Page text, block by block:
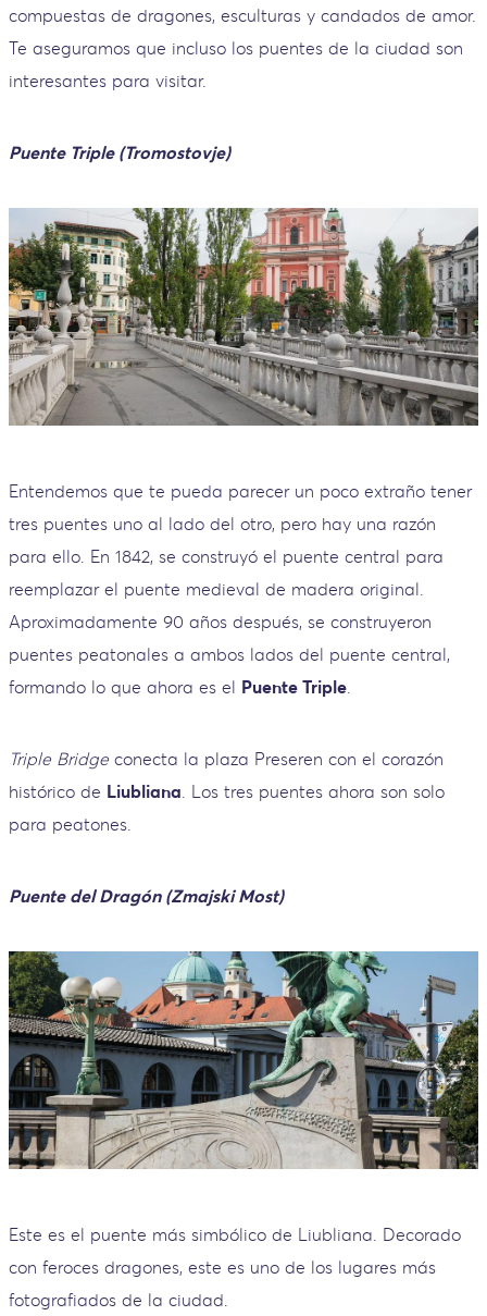
compuestas de dragones, esculturas y candados de amor.
Te aseguramos que incluso los puentes de la ciudad son
interesantes para visitar.
Puente Triple (Tromostovje)
Entendemos que te pueda parecer un poco extraño tener
tres puentes uno al lado del otro, pero hay una razón
para ello. En 1842, se construyó el puente central para
reemplazar el puente medieval de madera original.
Aproximadamente 90 años después, se construyeron
puentes peatonales a ambos lados del puente central,
formando lo que ahora es el Puente Triple.
Triple Bridge conecta la plaza Preseren con el corazón
histórico de Liubliana. Los tres puentes ahora son solo
para peatones.
Puente del Dragón (Zmajski Most)
Este es el puente más simbólico de Liubliana. Decorado
con feroces dragones, este es uno de los lugares más
fotografiados de la ciudad.